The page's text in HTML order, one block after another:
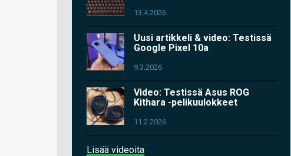
13.4.2026
Uusi artikkeli & video: Testissä
Google Pixel 10a
9.3.2026
Video: Testissä Asus ROG
Kithara -pelikuulokkeet
11.2.2026
Lisää videoita